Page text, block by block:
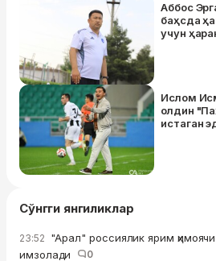
Аббос
баҳсда
учун
Ислом
олдин
истаган
Сўнгги янгиликлар
23:52 "Арал" россиялик ярим
имзолади
0